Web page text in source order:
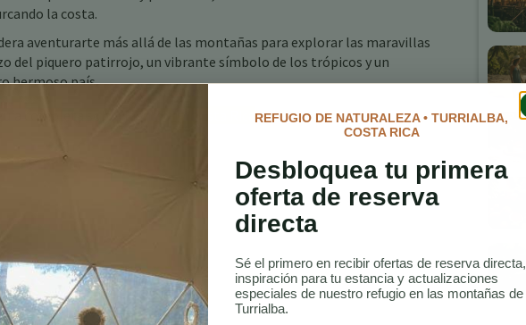
la costa.
aventurarte más allá de las montañas para explorar las maravillas
del piquero patirrojo, un vibrante símbolo de los trópicos y un
hermoso país.
completa sobre las
REFUGIO DE NATURALEZA • TURRIALBA,
COSTA RICA
Desbloquea tu primera
oferta de reserva
directa
Sé el primero en recibir ofertas de reserva directa,
inspiración para tu estancia y actualizaciones
especiales de nuestro refugio en las montañas de
Turrialba.